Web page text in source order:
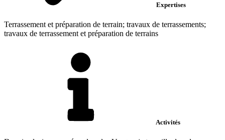
Expertises
Terrassement et préparation de terrain; travaux de terrassements;
travaux de terrassement et préparation de terrains
Activités